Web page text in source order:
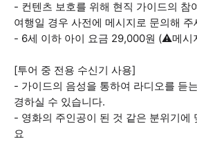
- 컨텐츠 보호를 위해 현직 가이드의 참
여행일 경우 사전에 메시지로 문의해 주
- 6세 이하 아이 요금 29,000원 (⚠️메시
[투어 중 전용 수신기 사용]
- 가이드의 음성을 통하여 라디오를 듣
경하실 수 있습니다.
- 영화의 주인공이 된 것 같은 분위기에
요